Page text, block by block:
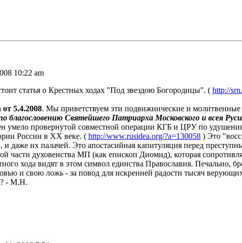
10:22 am
статья о Крестных ходах "Под звездою Богородицы". ( http://
5.4.2008. Мы приветствуем эти подвижнические и молитвенные
благословению Святейшего Патриарха Московского и всея
умело провернутой совместной операции КГБ и ЦРУ по
России в ХХ веке. ( http://www.rusidea.org/?a=130058 ) Это
и даже их палачей. Это апостасийная капитуляция перед
части духовенства МП (как епископ Диомид), которая
хода видят в этом символ единства Православия. Печально,
и свою ложь - за повод для искренней радости тысяч
- М.Н.